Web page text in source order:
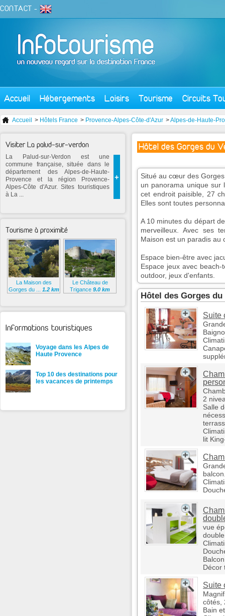
CONTACT -
Accueil Hébergements Loisirs Tourisme Circuits
Accueil > Hôtels France > Provence-Alpes-Côte-d'Azur >Alpes-de-Haute-
Hôtel des Gorges du
Situé au cœur des
un panorama unique sur
cet endroit paisible, 27
Elles sont toutes
A 10 minutes du départ
merveilleux. Avec ses
Maison est un paradis
Espace bien-être avec
Espace jeux avec
outdoor, jeux d'enfants.
Hôtel des Gorges
Suite
2
Salle
lit
vue
Décor
Suite
côtés,
Bain
Visiter La palud-sur-verdon
+
La Palud-sur-Verdon est une
commune française, située dans le
département des Alpes-de-Haute-
Provence et la région Provence-
Alpes-Côte d'Azur. Sites touristiques
à La ...
Tourisme à proximité
La Maison des
Gorges du ... 1.2 km
Le Château de
Trigance 9.0 km
Informations touristiques
Voyage dans les Alpes de
Haute Provence
Top 10 des destinations pour
les vacances de printemps